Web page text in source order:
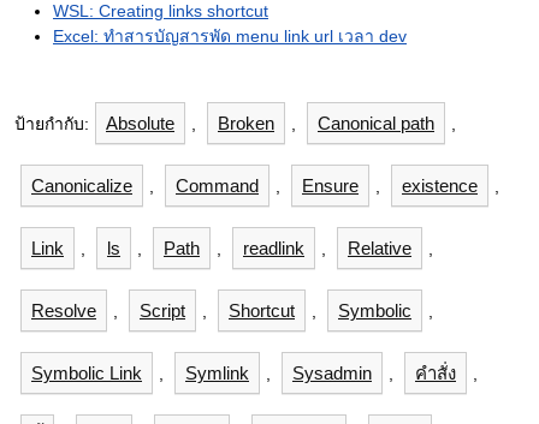
WSL: Creating links shortcut
Excel: ทำสารบัญสารพัด menu link url เวลา dev
ป้ายกำกับ: Absolute Broken Canonical path
Canonicalize Command Ensure existence
Link ls Path readlink Relative
Resolve Script Shortcut Symbolic
Symbolic Link Symlink Sysadmin คำสั่ง